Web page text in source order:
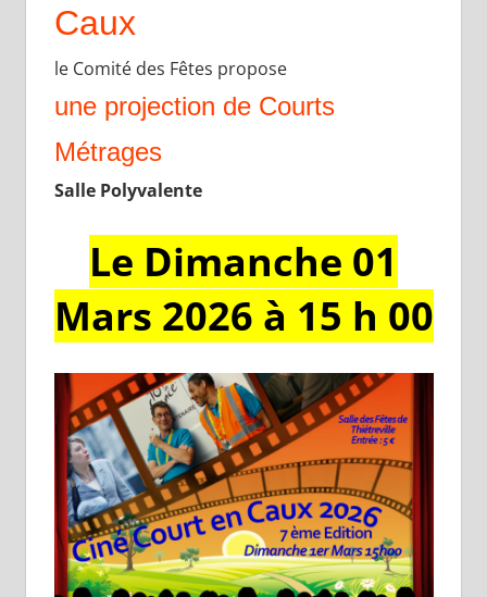
Caux
le Comité des Fêtes propose
une projection de Courts
Métrages
Salle Polyvalente
Le Dimanche 01
Mars 2026 à 15 h 00